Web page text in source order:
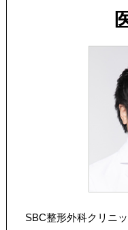
SBC整形外科クリニ